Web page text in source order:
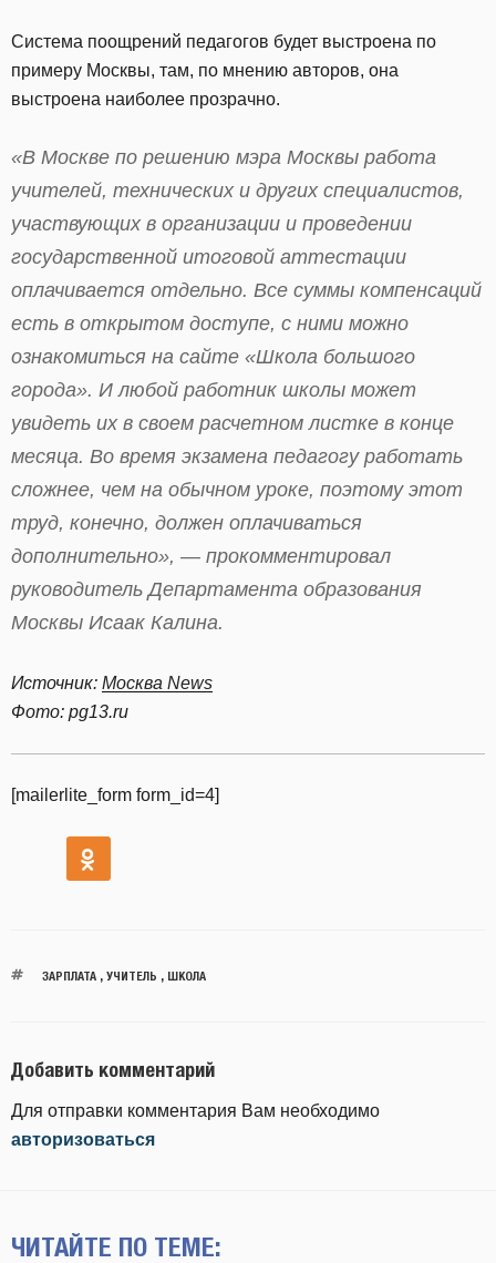
Система поощрений педагогов будет выстроена по
примеру Москвы, там, по мнению авторов, она
выстроена наиболее прозрачно.
«В Москве по решению мэра Москвы работа
учителей, технических и других специалистов,
участвующих в организации и проведении
государственной итоговой аттестации
оплачивается отдельно. Все суммы компенсаций
есть в открытом доступе, с ними можно
ознакомиться на сайте «Школа большого
города». И любой работник школы может
увидеть их в своем расчетном листке в конце
месяца. Во время экзамена педагогу работать
сложнее, чем на обычном уроке, поэтому этот
труд, конечно, должен оплачиваться
дополнительно», — прокомментировал
руководитель Департамента образования
Москвы Исаак Калина.
Источник: Москва News
Фото: pg13.ru
[mailerlite_form form_id=4]
ЗАРПЛАТА, УЧИТЕЛЬ , ШКОЛА
Добавить комментарий
Для отправки комментария Вам необходимо
авторизоваться
ЧИТАЙТЕ ПО ТЕМЕ: